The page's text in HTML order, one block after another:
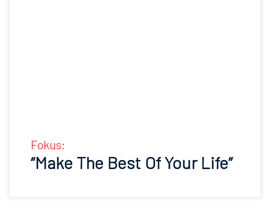
Fokus:
“Make The Best Of Your Life”